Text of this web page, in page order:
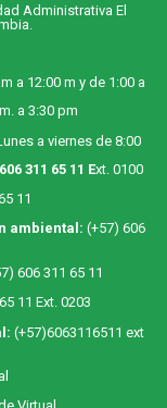
Administrativa El
a 12:00 m y de 1:00 a
a 3:30 pm
a viernes de 8:00
311 65 11 Ext. 0100
11
ambiental: (+57) 606
606 311 65 11
11 Ext. 0203
(+57)6063116511 ext